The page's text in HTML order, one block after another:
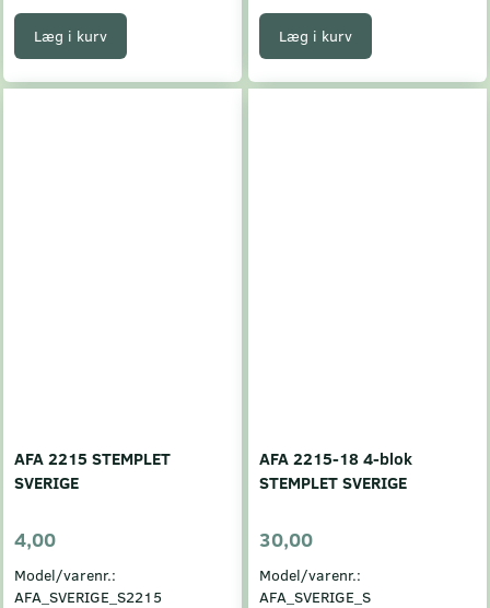
Læg i kurv Læg i kurv
AFA 2215 STEMPLET
SVERIGE
4,00
Model/varenr.:
AFA_SVERIGE_S2215
AFA 2215-18 4-blok
STEMPLET SVERIGE
30,00
Model/varenr.:
AFA_SVERIGE_S